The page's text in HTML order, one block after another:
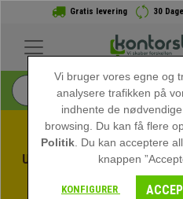
Gratis levering 30
Udnyt sommerudsalget hos
rabatter i en begrænset
Vi bruger vores egne og
analysere trafikken på
indhente de
browsing. Du kan få flere
Politik . Du kan acceptere
knappen
KONFIGURER